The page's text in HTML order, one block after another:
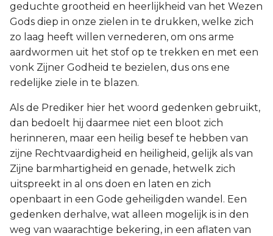
1 Johannes
2 Johannes
3 Johannes
Judas
Openbaring
geduchte grootheid en heerlijkheid van het Wezen
Gods diep in onze zielen in te drukken, welke zich
zo laag heeft willen vernederen, om ons arme
aardwormen uit het stof op te trekken en met een
vonk Zijner Godheid te bezielen, dus ons ene
redelijke ziele in te blazen.
Als de Prediker hier het woord gedenken gebruikt,
dan bedoelt hij daarmee niet een bloot zich
herinneren, maar een heilig besef te hebben van
zijne Rechtvaardigheid en heiligheid, gelijk als van
Zijne barmhartigheid en genade, hetwelk zich
uitspreekt in al ons doen en laten en zich
openbaart in een Gode geheiligden wandel. Een
gedenken derhalve, wat alleen mogelijk is in den
weg van waarachtige bekering, in een aflaten van